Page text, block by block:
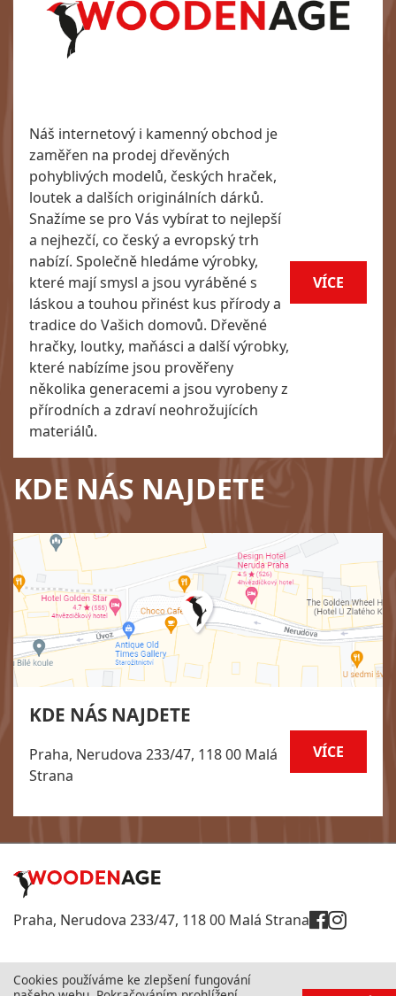
Náš internetový i kamenný obchod je
zaměřen na prodej dřevěných
pohyblivých modelů, českých hraček,
loutek a dalších originálních dárků.
Snažíme se pro Vás vybírat to nejlepší
a nejhezčí, co český a evropský trh
nabízí. Společně hledáme výrobky,
které mají smysl a jsou vyráběné s
láskou a touhou přinést kus přírody a
tradice do Vašich domovů. Dřevěné
hračky, loutky, maňásci a další výrobky,
které nabízíme jsou prověřeny
několika generacemi a jsou vyrobeny z
přírodních a zdraví neohrožujících
materiálů.
VÍCE
KDE NÁS NAJDETE
KDE NÁS NAJDETE
Praha, Nerudova 233/47, 118 00 Malá
Strana
VÍCE
Praha, Nerudova 233/47, 118 00 Malá Strana
Cookies používáme ke zlepšení fungování